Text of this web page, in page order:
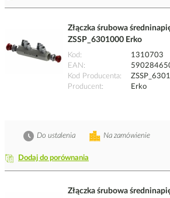
Złączka śrubowa
ZSSP_6301000 Erko
Kod
1310703
EAN
Kod Producenta
Producent
Erko
Dodaj do porównania
Na zamówienie
Do ustalenia
Złączka śrubowa